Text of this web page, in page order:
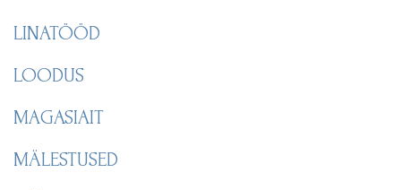
LINATÖÖD
LOODUS
MAGASIAIT
MÄLESTUSED